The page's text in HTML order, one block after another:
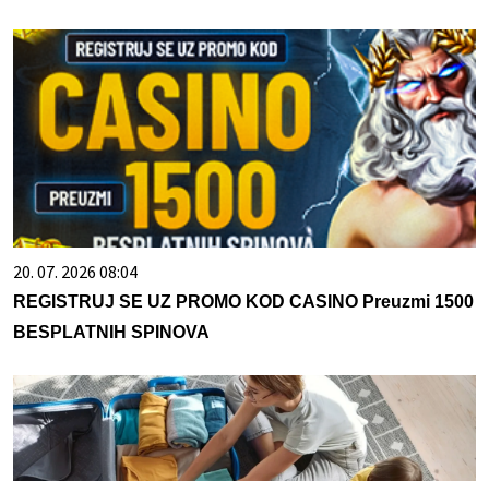
20. 07. 2026 08:04
REGISTRUJ SE UZ PROMO KOD CASINO Preuzmi 1500
BESPLATNIH SPINOVA